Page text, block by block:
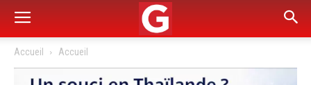
Accueil Accueil